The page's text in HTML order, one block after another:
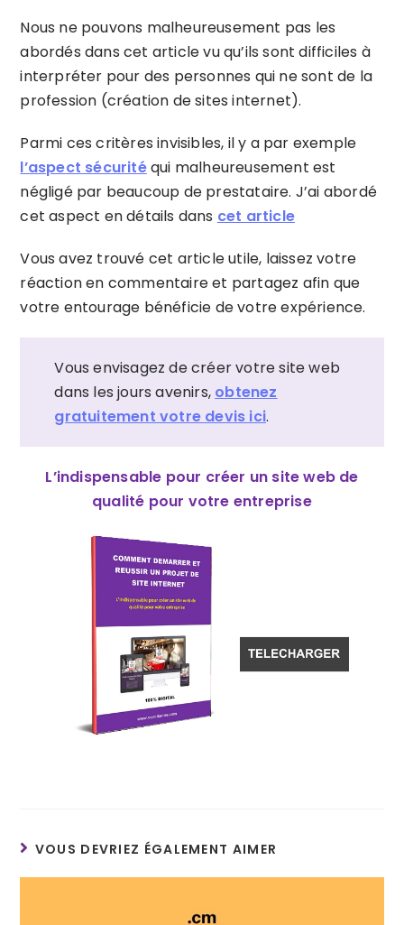
Nous ne pouvons malheureusement pas les
abordés dans cet article vu qu’ils sont difficiles à
interpréter pour des personnes qui ne sont de la
profession (création de sites internet).
Parmi ces critères invisibles, il y a par exemple
l’aspect sécuritéqui malheureusement est
négligé par beaucoup de prestataire. J’ai abordé
cet aspect en détails dans cet article
Vous avez trouvé cet article utile, laissez votre
réaction en commentaire et partagez afin que
votre entourage bénéficie de votre expérience.
Vous envisagez de créer votre site web
dans les jours avenirs, obtenez
gratuitement votre devis ici.
L’indispensable pour créer un site web de
qualité pour votre entreprise
VOUS DEVRIEZ ÉGALEMENT AIMER